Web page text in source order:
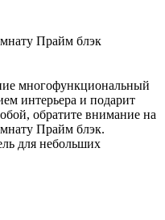
Прайм блэк
многофункциональный
интерьера и подарит
обратите внимание на
Прайм блэк.
для небольших